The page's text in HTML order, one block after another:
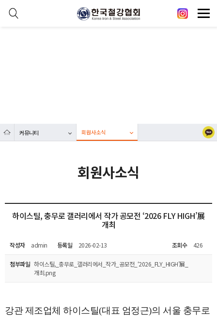
닫기
커뮤니티 회원사소식
회원사소식
하이스틸, 충무로 갤러리에서 작가 공모전 ‘2026 FLY HIGH’展
개최
작성자 admin 등록일 2026-02-13 조회수 426
첨부파일 하이스틸,_충무로_갤러리에서_작가_공모전_‘2026_FLY_HIGH’展_
개최.png
강관 제조업체 하이스틸(대표 엄정근)의 서울 충무로